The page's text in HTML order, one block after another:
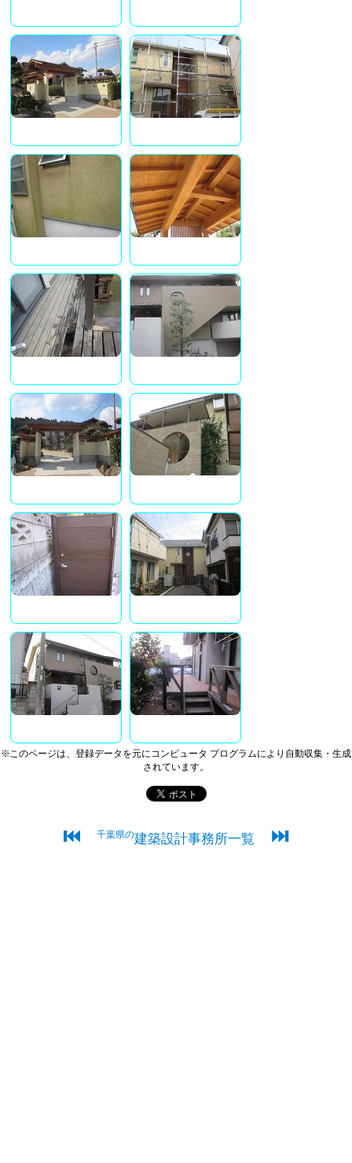
※このページは、登録データを元にコンピュータ プログラムにより自動収集・生成
されています。
⏮ 千葉県の建築設計事務所一覧 ⏭